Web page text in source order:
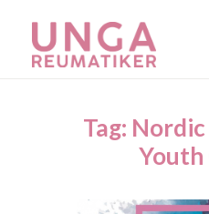
Tag:
Youth